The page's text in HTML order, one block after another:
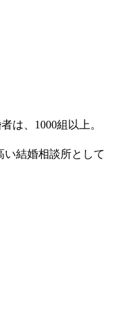
は、1000組以上。
い結婚相談所として